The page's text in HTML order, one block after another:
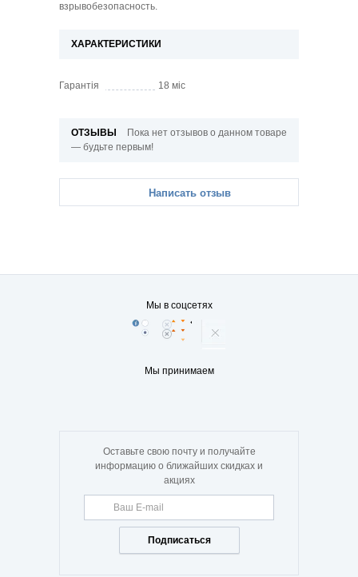
взрывобезопасность.
ХАРАКТЕРИСТИКИ
Гарантія 18 мic
ОТЗЫВЫ
Пока нет отзывов о данном товаре
— будьте первым!
Написать отзыв
Мы в соцсетях
Мы принимаем
Оставьте свою почту и получайте
информацию о ближайших скидках и
акциях
Подписаться